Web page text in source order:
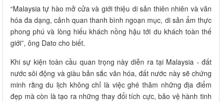
“Malaysia tự hào mở cửa và giới thiệu di sản thiên nhiên và văn
hóa đa dạng, cảnh quan thanh bình ngoạn mục, di sản ẩm thực
phong phú và lòng hiếu khách nồng hậu tới du khách toàn thế
giới”, ông Dato cho biết.
Khi sự kiện toàn cầu quan trọng này diễn ra tại Malaysia - đất
nước sôi động và giàu bản sắc văn hóa, đất nước này sẽ chứng
minh rằng du lịch không chỉ là việc ghé thăm những địa điểm
đẹp mà còn là tạo ra những thay đổi tích cực, bảo vệ hành tinh